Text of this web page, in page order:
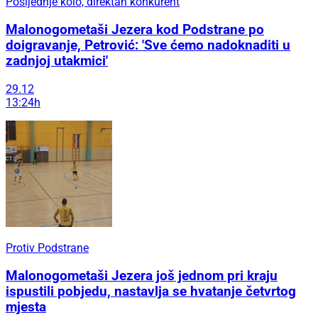
Malonogometaši Jezera kod Podstrane po
doigravanje, Petrović: 'Sve ćemo nadoknaditi u
zadnjoj utakmici'
29.12
13:24h
Protiv Podstrane
Malonogometaši Jezera još jednom pri kraju
ispustili pobjedu, nastavlja se hvatanje četvrtog
mjesta